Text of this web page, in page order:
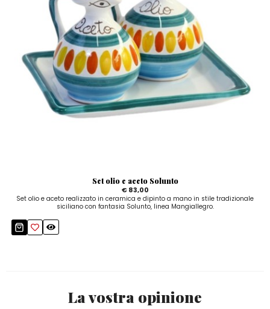
Set olio e aceto Solunto
€ 83,00
Set olio e aceto realizzato in ceramica e dipinto a mano in stile tradizionale
siciliano con fantasia Solunto, linea Mangiallegro.
La vostra opinione